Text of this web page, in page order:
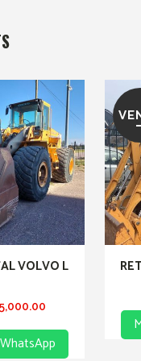
VOLVO L
Current
is: